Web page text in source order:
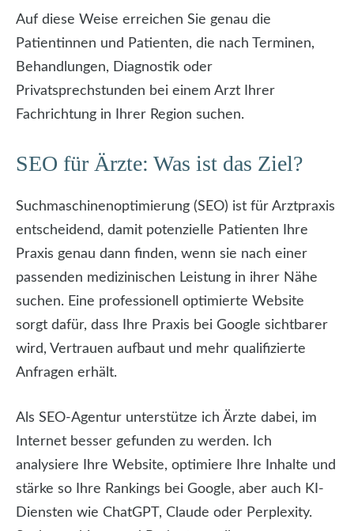
Auf diese Weise erreichen Sie genau die
Patientinnen und Patienten, die nach Terminen,
Behandlungen, Diagnostik oder
Privatsprechstunden bei einem Arzt Ihrer
Fachrichtung in Ihrer Region suchen.
SEO für Ärzte: Was ist das Ziel?
Suchmaschinenoptimierung (SEO) ist für Arztpraxis
entscheidend, damit potenzielle Patienten Ihre
Praxis genau dann finden, wenn sie nach einer
passenden medizinischen Leistung in ihrer Nähe
suchen. Eine professionell optimierte Website
sorgt dafür, dass Ihre Praxis bei Google sichtbarer
wird, Vertrauen aufbaut und mehr qualifizierte
Anfragen erhält.
Als SEO-Agentur unterstütze ich Ärzte dabei, im
Internet besser gefunden zu werden. Ich
analysiere Ihre Website, optimiere Ihre Inhalte und
stärke so Ihre Rankings bei Google, aber auch KI-
Diensten wie ChatGPT, Claude oder Perplexity.